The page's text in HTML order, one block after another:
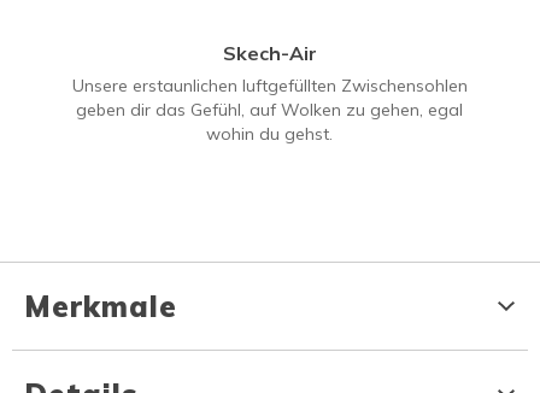
Skech-Air
Unsere erstaunlichen luftgefüllten Zwischensohlen
geben dir das Gefühl, auf Wolken zu gehen, egal
wohin du gehst.
Merkmale